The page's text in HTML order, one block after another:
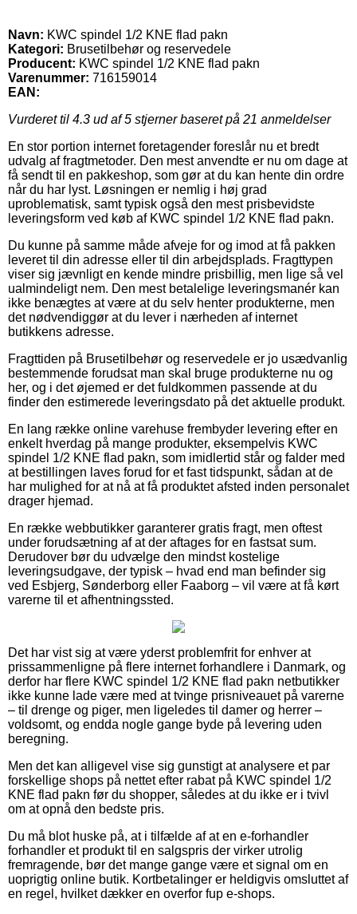
Navn: KWC spindel 1/2 KNE flad pakn
Kategori: Brusetilbehør og reservedele
Producent: KWC spindel 1/2 KNE flad pakn
Varenummer: 716159014
EAN:
Vurderet til 4.3 ud af 5 stjerner baseret på 21 anmeldelser
En stor portion internet foretagender foreslår nu et bredt
udvalg af fragtmetoder. Den mest anvendte er nu om dage at
få sendt til en pakkeshop, som gør at du kan hente din ordre
når du har lyst. Løsningen er nemlig i høj grad
uproblematisk, samt typisk også den mest prisbevidste
leveringsform ved køb af KWC spindel 1/2 KNE flad pakn.
Du kunne på samme måde afveje for og imod at få pakken
leveret til din adresse eller til din arbejdsplads. Fragttypen
viser sig jævnligt en kende mindre prisbillig, men lige så vel
ualmindeligt nem. Den mest betalelige leveringsmanér kan
ikke benægtes at være at du selv henter produkterne, men
det nødvendiggør at du lever i nærheden af internet
butikkens adresse.
Fragttiden på Brusetilbehør og reservedele er jo usædvanlig
bestemmende forudsat man skal bruge produkterne nu og
her, og i det øjemed er det fuldkommen passende at du
finder den estimerede leveringsdato på det aktuelle produkt.
En lang række online varehuse frembyder levering efter en
enkelt hverdag på mange produkter, eksempelvis KWC
spindel 1/2 KNE flad pakn, som imidlertid står og falder med
at bestillingen laves forud for et fast tidspunkt, sådan at de
har mulighed for at nå at få produktet afsted inden personalet
drager hjemad.
En række webbutikker garanterer gratis fragt, men oftest
under forudsætning af at der aftages for en fastsat sum.
Derudover bør du udvælge den mindst kostelige
leveringsudgave, der typisk – hvad end man befinder sig
ved Esbjerg, Sønderborg eller Faaborg – vil være at få kørt
varerne til et afhentningssted.
Det har vist sig at være yderst problemfrit for enhver at
prissammenligne på flere internet forhandlere i Danmark, og
derfor har flere KWC spindel 1/2 KNE flad pakn netbutikker
ikke kunne lade være med at tvinge prisniveauet på varerne
– til drenge og piger, men ligeledes til damer og herrer –
voldsomt, og endda nogle gange byde på levering uden
beregning.
Men det kan alligevel vise sig gunstigt at analysere et par
forskellige shops på nettet efter rabat på KWC spindel 1/2
KNE flad pakn før du shopper, således at du ikke er i tvivl
om at opnå den bedste pris.
Du må blot huske på, at i tilfælde af at en e-forhandler
forhandler et produkt til en salgspris der virker utrolig
fremragende, bør det mange gange være et signal om en
uoprigtig online butik. Kortbetalinger er heldigvis omsluttet af
en regel, hvilket dækker en overfor fup e-shops.